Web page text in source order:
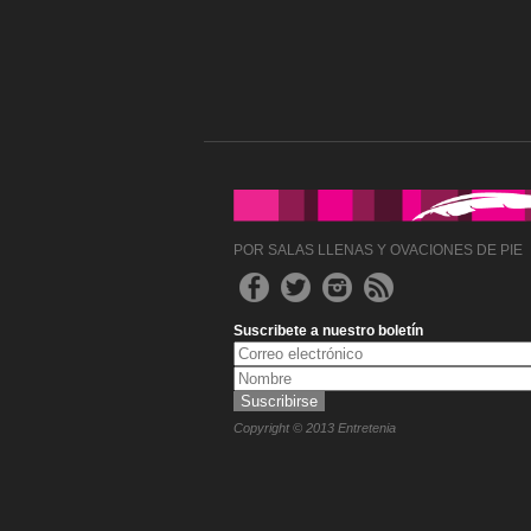
POR SALAS LLENAS Y OVACIONES DE PIE
Suscribete a nuestro boletín
Copyright © 2013 Entretenia